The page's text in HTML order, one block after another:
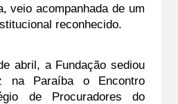
veio acompanhada de um
reconhecido.
abril, a Fundação sediou
na Paraíba o Encontro
de Procuradores do